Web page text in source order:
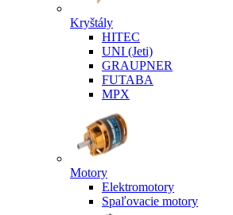
Kryštály
HITEC
UNI (Jeti)
GRAUPNER
FUTABA
MPX
Motory
Elektromotory
Spaľovacie motory